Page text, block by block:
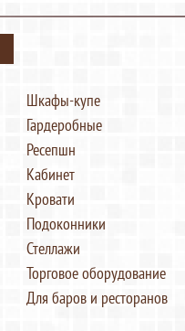
Шкафы-купе
Гардеробные
Ресепшн
Кабинет
Кровати
Подоконники
Стеллажи
Торговое оборудование
Для баров и ресторанов